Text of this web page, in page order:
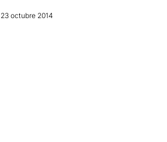
23 octubre 2014